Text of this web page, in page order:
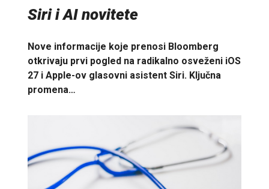
Siri i AI novitete
Nove informacije koje prenosi Bloomberg
otkrivaju prvi pogled na radikalno osveženi iOS
27 i Apple-ov glasovni asistent Siri. Ključna
promena…